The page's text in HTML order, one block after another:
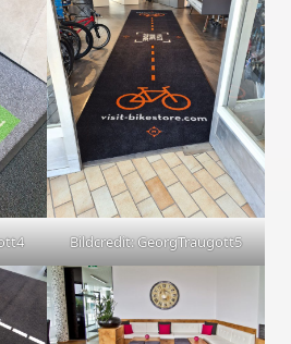
Bildcredit: GeorgTraugott5